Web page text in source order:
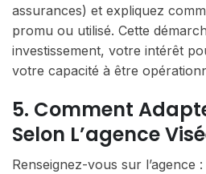
assurances) et expliquez
promu ou utilisé. Cette
investissement, votre intérêt
votre capacité à être
5. Comment
Selon L’agence
Renseignez-vous sur l’agence